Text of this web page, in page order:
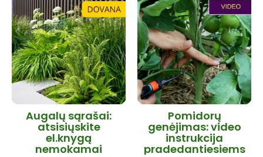
Augalų sąrašai:
atsisiųskite
el.knygą
nemokamai
Pomidorų
genėjimas: video
instrukcija
pradedantiesiems